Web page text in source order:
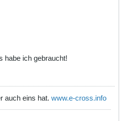
habe ich gebraucht!
auch eins hat. www.e-cross.info